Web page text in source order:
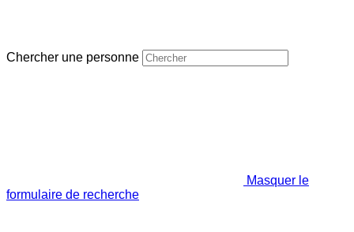
Chercher une personne
Masquer le
formulaire de recherche